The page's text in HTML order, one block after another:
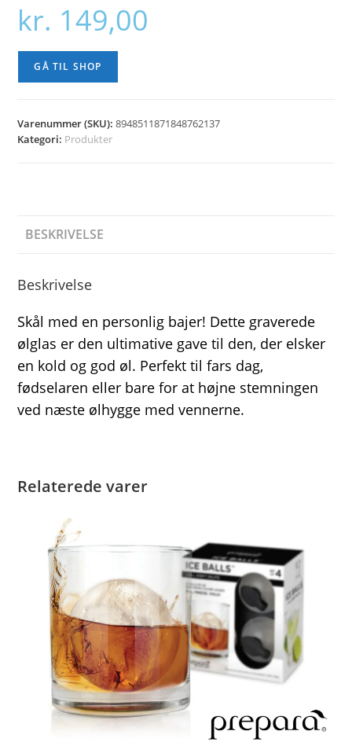
kr. 149,00
GÅ TIL SHOP
Varenummer (SKU):8948511871848762137
Kategori: Produkter
BESKRIVELSE
Beskrivelse
Skål med en personlig bajer! Dette graverede
ølglas er den ultimative gave til den, der elsker
en kold og god øl. Perfekt til fars dag,
fødselaren eller bare for at højne stemningen
ved næste ølhygge med vennerne.
Relaterede varer